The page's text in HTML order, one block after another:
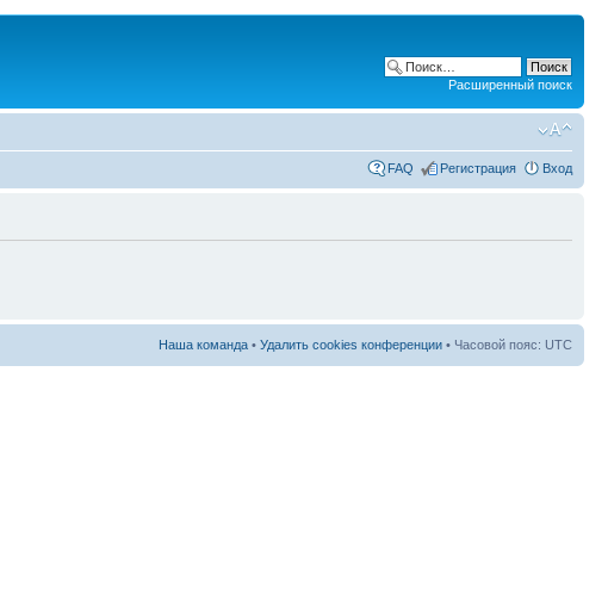
Расширенный поиск
FAQ Регистрация Вход
Наша команда • Удалить cookies конференции • Часовой пояс: UTC